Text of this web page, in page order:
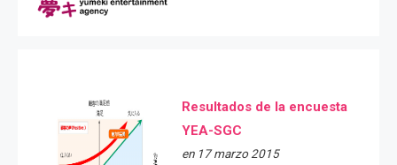
Resultados de la encuesta
YEA-SGC
en 17 marzo 2015